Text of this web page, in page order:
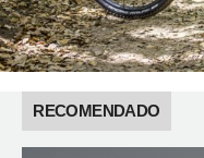
RECOMENDADO